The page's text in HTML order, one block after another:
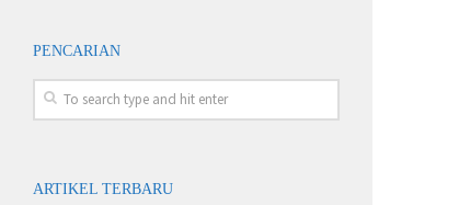
PENCARIAN
ARTIKEL TERBARU